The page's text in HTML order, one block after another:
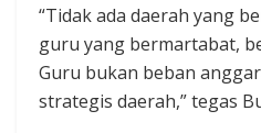
“Tidak ada daerah yang
guru yang bermartabat,
Guru bukan beban
strategis daerah,” tegas